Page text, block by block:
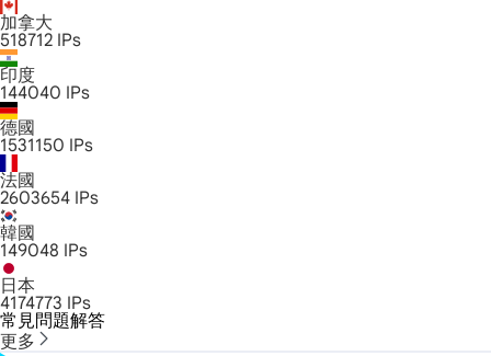
加拿大
518712 IPs
印度
144040 IPs
德國
1531150 IPs
法國
2603654 IPs
韓國
149048 IPs
日本
4174773 IPs
常見問題解答
更多